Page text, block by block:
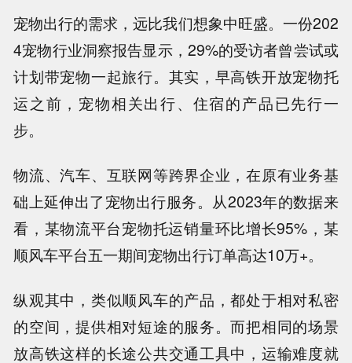
宠物出行的需求，远比我们想象中旺盛。 一份202
4宠物行业洞察报告显示， 29%的受访者曾尝试或
计划带宠物一起旅行。其实，早高铁开放宠物托
运之前，宠物相关出行、住宿的产品已先行一
步。
物流、汽车、互联网等跨界企业，在原有业务基
础上延伸出了宠物出行服务。从2023年的数据来
看， 某物流平台宠物托运销量环比增长95%，某
顺风车平台五一期间宠物出行订单高达10万+。
纵观其中，类似顺风车的产品，都处于相对私密
的空间，提供相对短途的服务。而把相同的场景
放高铁这样的长途公共交通工具中，运输难度就